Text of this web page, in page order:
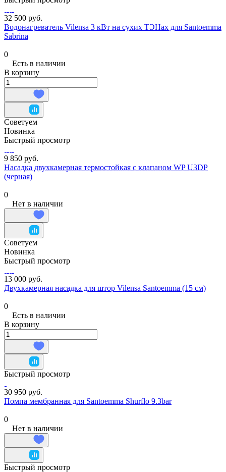
32 500 руб.
Водонагреватель Vilensa 3 кВт на сухих ТЭНах для Santoemma
Sabrina
0
Есть в наличии
В корзину
Советуем
Новинка
Быстрый просмотр
9 850 руб.
Насадка двухкамерная термостойкая с клапаном WP U3DP
(черная)
0
Нет в наличии
Советуем
Новинка
Быстрый просмотр
13 000 руб.
Двухкамерная насадка для штор Vilensa Santoemma (15 см)
0
Есть в наличии
В корзину
Быстрый просмотр
30 950 руб.
Помпа мембранная для Santoemma Shurflo 9.3bar
0
Нет в наличии
Быстрый просмотр